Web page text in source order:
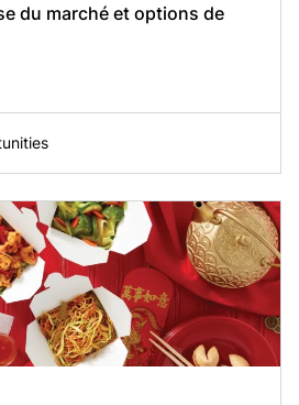
SAVOIR PLUS
du marché et options de
la cuisine Tex-Mex et
de croître partout au
en fait l’un des segments